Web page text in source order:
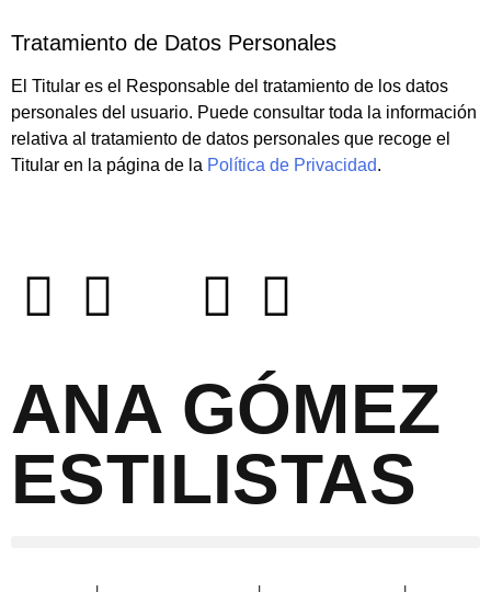
Tratamiento de Datos Personales
El Titular es el Responsable del tratamiento de los datos
personales del usuario. Puede consultar toda la información
relativa al tratamiento de datos personales que recoge el
Titular en la página de la Política de Privacidad.
ANA GÓMEZ
ESTILISTAS